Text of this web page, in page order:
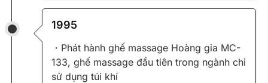
1995
・Phát hành ghế massage Hoàng gia MC-
133, ghế massage đầu tiên trong ngành chỉ
sử dụng túi khí